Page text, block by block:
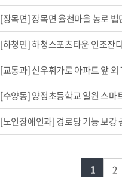
[장목면]장목면 율천마을 농로
[하청면]하청스포츠타운 인조잔
[교통과]신우휘가로 아파트 앞 외
[수양동]양정초등학교 일원 스마
[노인장애인과]경로당 기능 보강
1 2